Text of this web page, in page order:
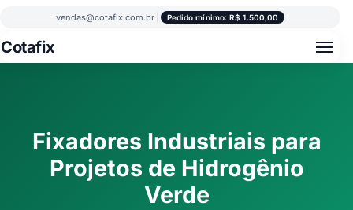
vendas@cotafix.com.br Pedido mínimo: R$ 1.500,00
Cotafix
Fixadores Industriais para
Projetos de Hidrogênio
Verde